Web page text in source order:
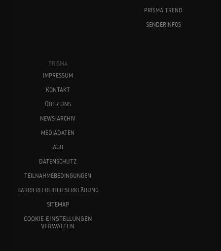
PRISMA TREND
SENDERINFOS
PRISMA
IMPRESSUM
KONTAKT
ÜBER UNS
NEWS-ARCHIV
MEDIADATEN
AGB
DATENSCHUTZ
TEILNAHMEBEDINGUNGEN
BARRIEREFREIHEITSERKLÄRUNG
SITEMAP
COOKIE-EINSTELLUNGEN
VERWALTEN